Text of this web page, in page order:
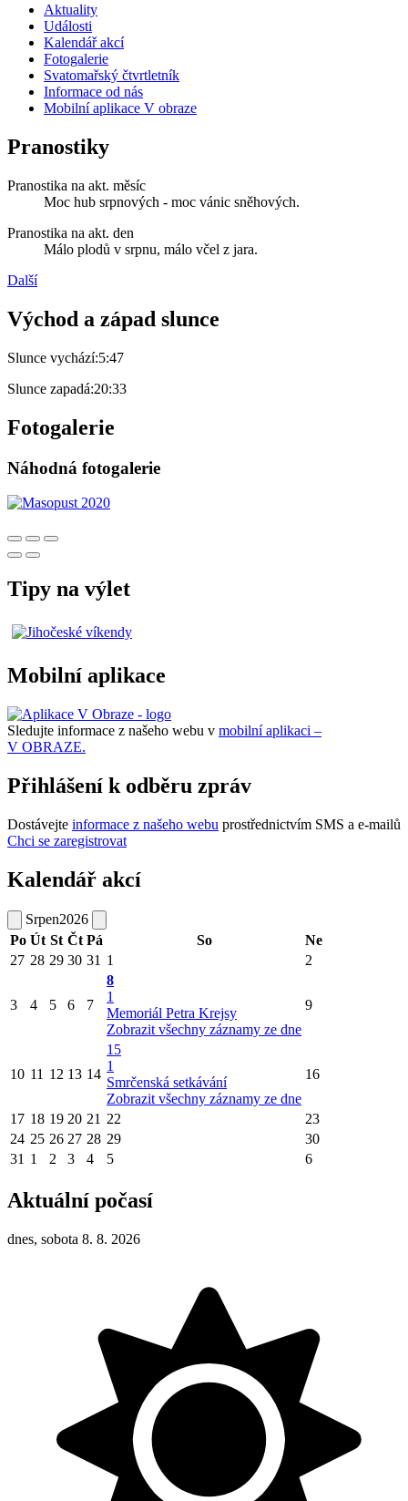
Aktuality
Události
Kalendář akcí
Fotogalerie
Svatomařský čtvrtletník
Informace od nás
Mobilní aplikace V obraze
Pranostiky
Pranostika na akt. měsíc
Moc hub srpnových - moc vánic sněhových.
Pranostika na akt. den
Málo plodů v srpnu, málo včel z jara.
Další
Východ a západ slunce
Slunce vychází:5:47
Slunce zapadá:20:33
Fotogalerie
Náhodná fotogalerie
Tipy na výlet
Mobilní aplikace
Sledujte informace z našeho webu v mobilní aplikaci –
V OBRAZE.
Přihlášení k odběru zpráv
Dostávejte informace z našeho webu prostřednictvím SMS a e-mailů
Chci se zaregistrovat
Kalendář akcí
Srpen2026
Po Út St Čt Pá So
Ne
27 28 29 30 31 1 2
3 4 5 6 7
8
1
Memoriál Petra Krejsy
Zobrazit všechny záznamy ze dne
9
10 11 12 13 14
15
1
Smrčenská setkávání
Zobrazit všechny záznamy ze dne
16
17 18 19 20 21 22
23
24 25 26 27 28 29
30
31 1 2 3 4 5 6
Aktuální počasí
dnes, sobota 8. 8. 2026